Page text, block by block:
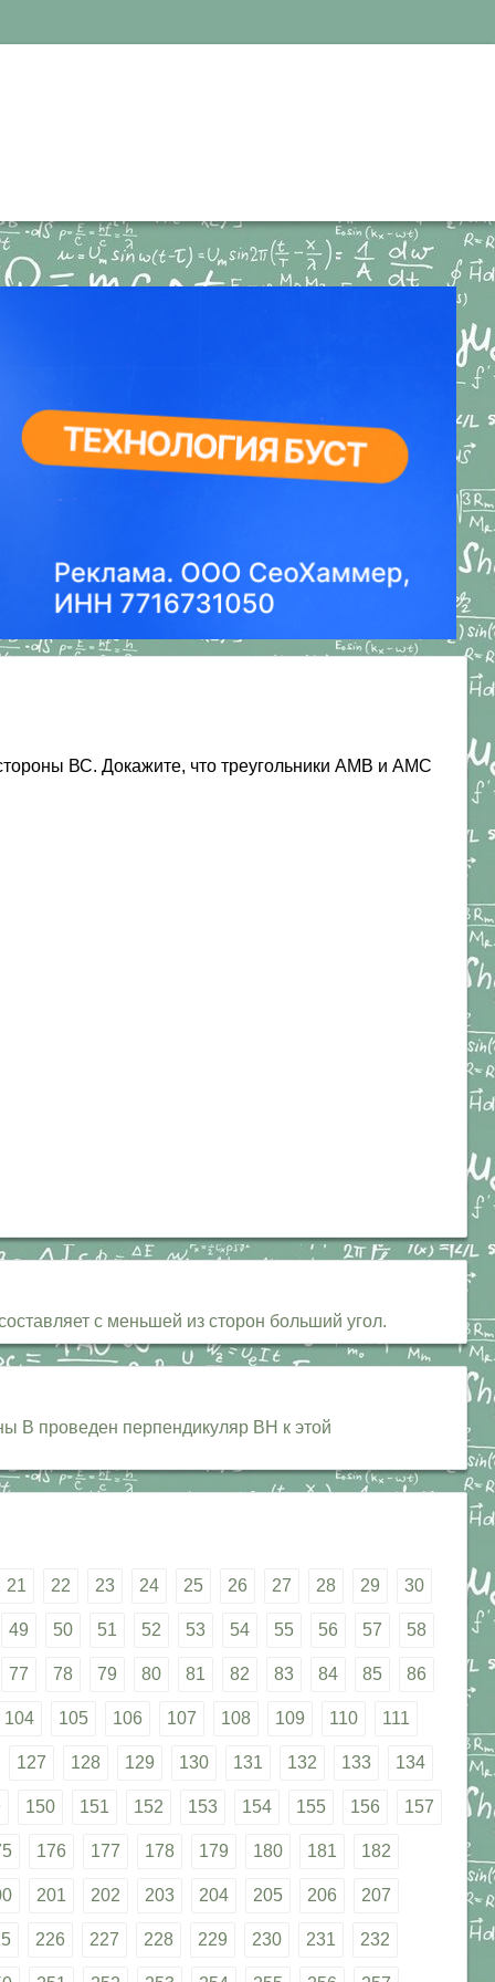
ВС. Докажите, что треугольники АМВ и АМС
с меньшей из сторон больший угол.
В проведен перпендикуляр ВН к этой
21 22 23 24 25 26 27 28 29 30
49 50 51 52 53 54 55 56 57 58
77 78 79 80 81 82 83 84 85 86
104 105 106 107 108 109 110 111
127 128 129 130 131 132 133 134
150 151 152 153 154 155 156 157
176 177 178 179 180 181 182
201 202 203 204 205 206 207
226 227 228 229 230 231 232